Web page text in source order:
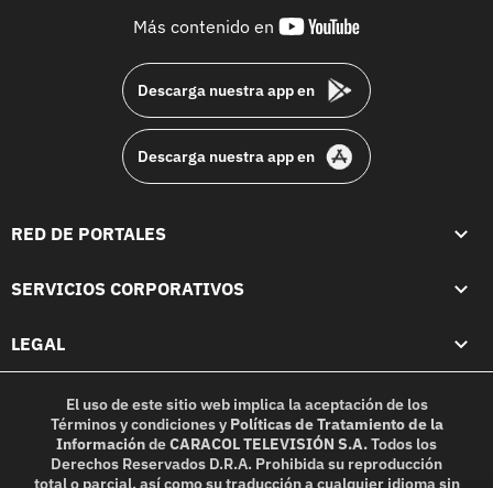
Más contenido en
youtube-
Descarga nuestra app en
Descarga nuestra app en
RED DE PORTALES
SERVICIOS CORPORATIVOS
LEGAL
El uso de este sitio web implica la aceptación de los
Términos y condicionesy Políticas de Tratamiento de la
InformacióndeCARACOL TELEVISIÓN S.A.Todos los
Derechos Reservados D.R.A. Prohibida su reproducción
total o parcial, así como su traducción a cualquier idioma sin